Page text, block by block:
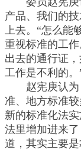
产品、我们的
上去。“怎么
重视标准的工
出去的通行证
工作是不利的。
赵宪庚认为
准、地方标准
新的标准化法
法里增加进来
道，其实主要